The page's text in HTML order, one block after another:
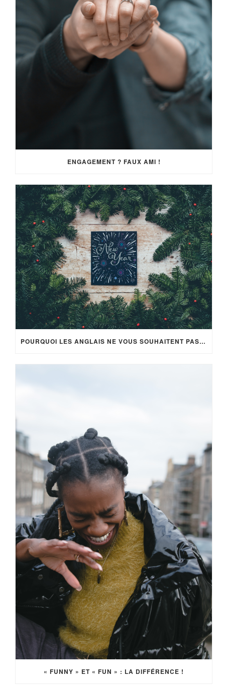
ENGAGEMENT ? FAUX AMI !
POURQUOI LES ANGLAIS NE VOUS SOUHAITENT PAS LA BONNE ANNÉE
« FUNNY » ET « FUN » : LA DIFFÉRENCE !